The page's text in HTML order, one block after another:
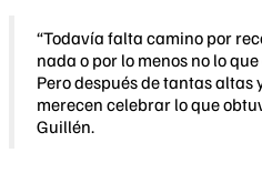
“Todavía falta camino por
nada o por lo menos no lo
Pero después de tantas altas
merecen celebrar lo que
Guillén.